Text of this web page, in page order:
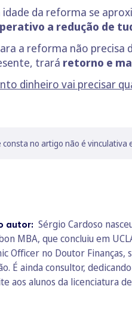
idade da reforma se
a redução de
a reforma não
trará retorno e
dinheiro vai precisar
consta no artigo não é
autor: Sérgio Cardoso
MBA, que concluiu em
Officer no Doutor
É ainda consultor,
aos alunos da licenciatura